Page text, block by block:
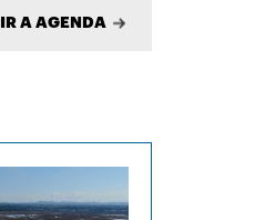
IR A AGENDA